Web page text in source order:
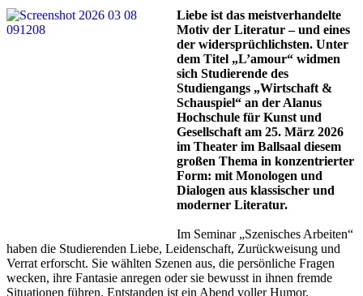
Liebe ist das meistverhandelte
Motiv der Literatur – und eines
der widersprüchlichsten. Unter
dem Titel „L’amour“ widmen
sich Studierende des
Studiengangs „Wirtschaft &
Schauspiel“ an der Alanus
Hochschule für Kunst und
Gesellschaft am 25. März 2026
im Theater im Ballsaal diesem
großen Thema in konzentrierter
Form: mit Monologen und
Dialogen aus klassischer und
moderner Literatur.
Im Seminar „Szenisches Arbeiten“
haben die Studierenden Liebe, Leidenschaft, Zurückweisung und
Verrat erforscht. Sie wählten Szenen aus, die persönliche Fragen
wecken, ihre Fantasie anregen oder sie bewusst in ihnen fremde
Situationen führen. Entstanden ist ein Abend voller Humor,